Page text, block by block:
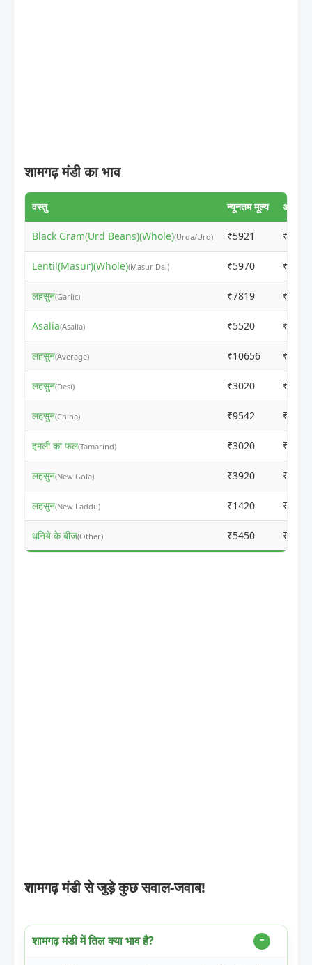
शामगढ़ मंडी का भाव
वस्तु न्यूनतम मूल्य
Black Gram(Urd Beans)(Whole)(Urda/Urd) ₹5921 ₹6501
Lentil(Masur)(Whole)(Masur Dal) ₹5970 ₹5950
लहसुन(Garlic) ₹7819
Asalia(Asalia) ₹5520 ₹5500
लहसुन(Average) ₹10656
लहसुन(Desi) ₹3020 ₹8481
लहसुन(China) ₹9542 ₹9522
इमली का फल(Tamarind) ₹3020 ₹3500
लहसुन(New Gola) ₹3920 ₹3900
लहसुन(New Laddu) ₹1420 ₹1400
धनिये के बीज(Other) ₹5450 ₹7500
शामगढ़ मंडी से जुड़े कुछ सवाल-जवाब!
शामगढ़ मंडी में तिल क्या भाव है?